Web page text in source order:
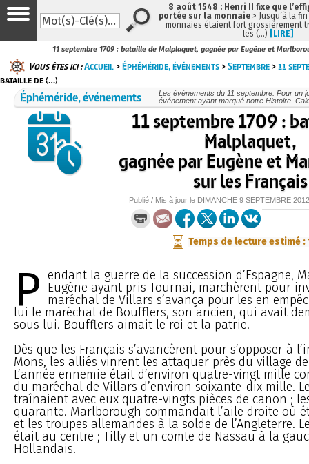
11 septembre 1709 : bataille de Malplaquet, gagnée par Eugène et
Vous êtes ici :Accueil >Éphéméride, événements >Septembre >11
bataille de (…)
Éphéméride, événements
Les événements du 11 septembre. Pour un
événement ayant marqué notre Histoire.
11 septembre 1709 :
Malplaquet,
gagnée par Eugène et
sur les Français
Publié / Mis à jour le DIMANCHE 9 SEPTEMBRE 2012
Temps de lecture estimé :
P endant la guerre de la succession d’Espagne,
Eugène ayant pris Tournai, marchèrent pour
maréchal de Villars s’avança pour les en
lui le maréchal de Boufflers, son ancien, qui avait
sous lui. Boufflers aimait le roi et la patrie.
Dès que les Français s’avancèrent pour s’opposer à
Mons, les alliés vinrent les attaquer près du village
L’année ennemie était d’environ quatre-vingt mille
du maréchal de Villars d’environ soixante-dix mille.
traînaient avec eux quatre-vingts pièces de canon ;
quarante. Marlborough commandait l’aile droite où
et les troupes allemandes à la solde de l’Angleterre.
était au centre ; Tilly et un comte de Nassau à la
Hollandais.
8 août 1548 : Henri II fixe que
portée sur la monnaie > Jusqu’à la
monnaies étaient fort grossièrement
les (…) [LIRE]